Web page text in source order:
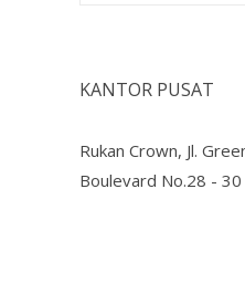
KANTOR PUSAT
Rukan Crown, Jl.
Boulevard No.28 - 30